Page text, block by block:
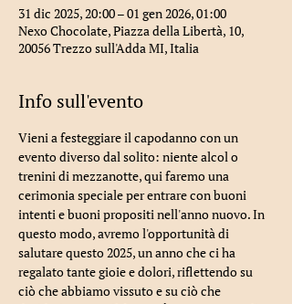
31 dic 2025, 20:00 – 01 gen 2026, 01:00
Nexo Chocolate, Piazza della Libertà, 10,
20056 Trezzo sull'Adda MI, Italia
Info sull'evento
Vieni a festeggiare il capodanno con un
evento diverso dal solito: niente alcol o
trenini di mezzanotte, qui faremo una
cerimonia speciale per entrare con buoni
intenti e buoni propositi nell'anno nuovo. In
questo modo, avremo l'opportunità di
salutare questo 2025, un anno che ci ha
regalato tante gioie e dolori, riflettendo su
ciò che abbiamo vissuto e su ciò che